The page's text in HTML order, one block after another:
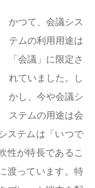
かつて、会議シス
テムの利用用途は
「会議」に限定さ
れていました。し
かし、今や会議シ
ステムの用途は会
ステムは「いつで
性が特長であるこ
渡っています。特